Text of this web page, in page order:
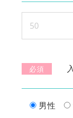
必須
男性